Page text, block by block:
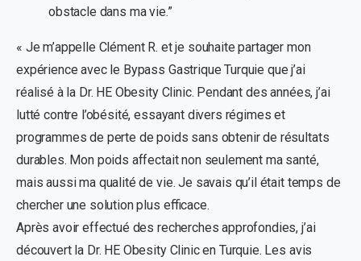
obstacle dans ma vie.”
« Je m’appelle Clément R. et je souhaite partager mon
expérience avec le Bypass Gastrique Turquie que j’ai
réalisé à la Dr. HE Obesity Clinic. Pendant des années, j’ai
lutté contre l’obésité, essayant divers régimes et
programmes de perte de poids sans obtenir de résultats
durables. Mon poids affectait non seulement ma santé,
mais aussi ma qualité de vie. Je savais qu’il était temps de
chercher une solution plus efficace.
Après avoir effectué des recherches approfondies, j’ai
découvert la Dr. HE Obesity Clinic en Turquie. Les avis